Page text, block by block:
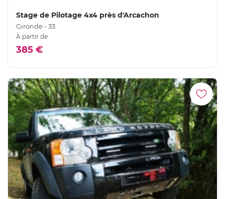
Stage de Pilotage 4x4 près d'Arcachon
Gironde - 33
À partir de
385 €